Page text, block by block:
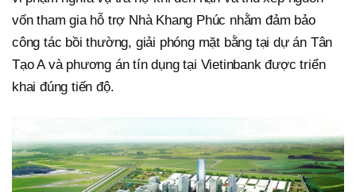
vốn tham gia hỗ trợ Nhà Khang Phúc nhằm đảm bảo
công tác bồi thường, giải phóng mặt bằng tại dự án Tân
Tạo A và phương án tín dụng tại Vietinbank được triển
khai đúng tiến độ.